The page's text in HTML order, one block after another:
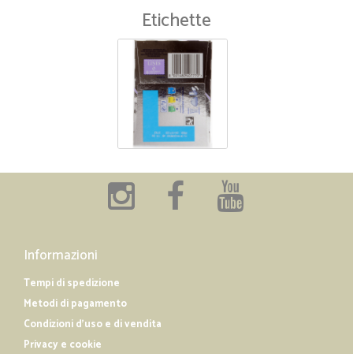
Etichette
Informazioni
Tempi di spedizione
Metodi di pagamento
Condizioni d'uso e di vendita
Privacy e cookie